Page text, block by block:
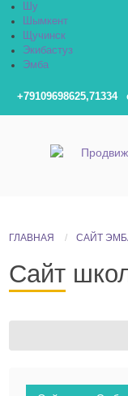
Шу
Шымкент
Щучинск
Экибастуз
Эмба
+79109698625,71334
ГЛАВНАЯ САЙТ
Сайт